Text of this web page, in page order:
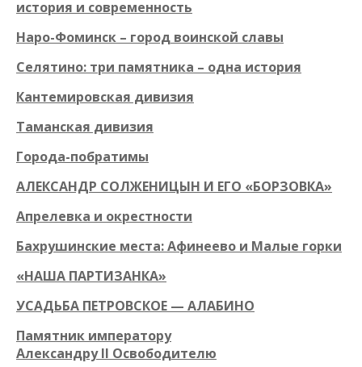
история и современность
Наро-Фоминск – город воинской славы
Селятино: три памятника – одна история
Кантемировская дивизия
Таманская дивизия
Города-побратимы
АЛЕКСАНДР СОЛЖЕНИЦЫН И ЕГО «БОРЗОВКА»
Апрелевка и окрестности
Бахрушинские места: Афинеево и Малые горки
«НАША ПАРТИЗАНКА»
УСАДЬБА ПЕТРОВСКОЕ — АЛАБИНО
Памятник императору
АлександруII Освободителю